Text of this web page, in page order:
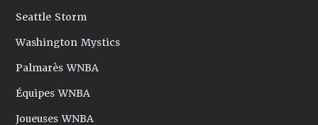
Seattle Storm
Washington Mystics
Palmarès WNBA
Équipes WNBA
Joueuses WNBA